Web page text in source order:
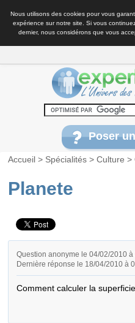
Nous utilisons des cookies pour vous
expérience sur notre site. Si vous
dernier, nous considérons que vous
Poser
Accueil > Spécialités >Culture >
Planete
Question anonyme le 04/02/2010 à
Dernière réponse le 18/04/2010 à
Comment calculer la